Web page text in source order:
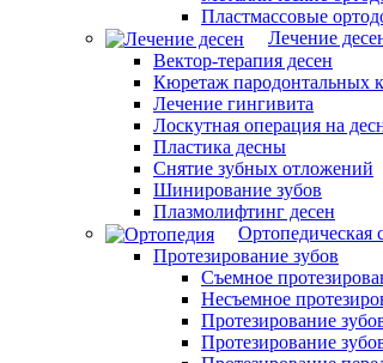
Пластмассовые
Лечение
Вектор-терапия десен
Кюретаж пародонтальных
Лечение гингивита
Лоскутная операция на
Пластика десны
Снятие зубных отложений
Шинирование зубов
Плазмолифтинг десен
Ортопедическая
Протезирование зубов
Съемное
Несъемное
Протезирование
Протезирование